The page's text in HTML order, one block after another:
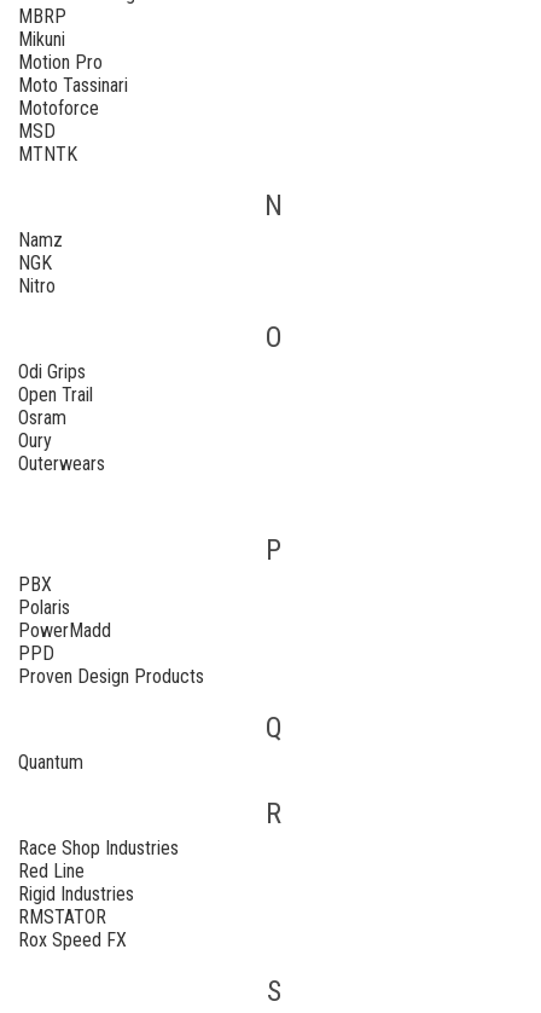
MBRP
Mikuni
Motion Pro
Moto Tassinari
Motoforce
MSD
MTNTK
N
Namz
NGK
Nitro
O
Odi Grips
Open Trail
Osram
Oury
Outerwears
P
PBX
Polaris
PowerMadd
PPD
Proven Design Products
Q
Quantum
R
Race Shop Industries
Red Line
Rigid Industries
RMSTATOR
Rox Speed FX
S